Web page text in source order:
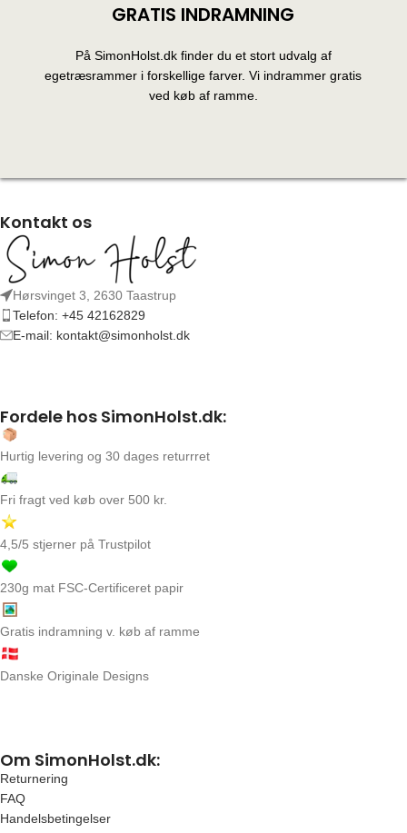
GRATIS INDRAMNING
På SimonHolst.dk finder du et stort udvalg af
egetræsrammer i forskellige farver. Vi indrammer gratis
ved køb af ramme.
Kontakt os
Hørsvinget 3, 2630 Taastrup
Telefon: +45 42162829
E-mail: kontakt@simonholst.dk
Fordele hos SimonHolst.dk:
Hurtig levering og 30 dages returrret
Fri fragt ved køb over 500 kr.
4,5/5 stjerner på Trustpilot
230g mat FSC-Certificeret papir
Gratis indramning v. køb af ramme
Danske Originale Designs
Om SimonHolst.dk:
Returnering
FAQ
Handelsbetingelser